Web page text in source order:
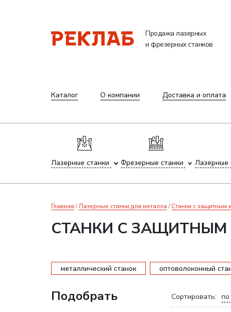
Продажа лазерных
и фрезерных станков
Каталог О компании Доставка и оплата
Лазерные станки Фрезерные станки Лазерные
Главная Лазерные станки для металла Станки с защитным
СТАНКИ С ЗАЩИТНЫМ
металлический станок оптоволоконный
Сортировать: по
Подобрать